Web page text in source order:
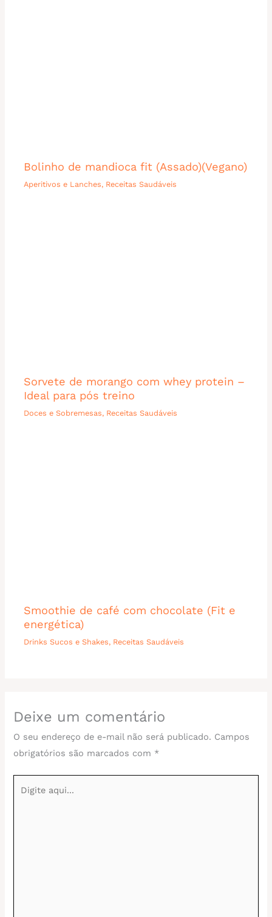
Bolinho de mandioca fit (Assado)(Vegano)
Aperitivos e Lanches, Receitas Saudáveis
Sorvete de morango com whey protein –
Ideal para pós treino
Doces e Sobremesas, Receitas Saudáveis
Smoothie de café com chocolate (Fit e
energética)
Drinks Sucos e Shakes, Receitas Saudáveis
Deixe um comentário
O seu endereço de e-mail não será publicado. Campos
obrigatórios são marcados com *
aqui...